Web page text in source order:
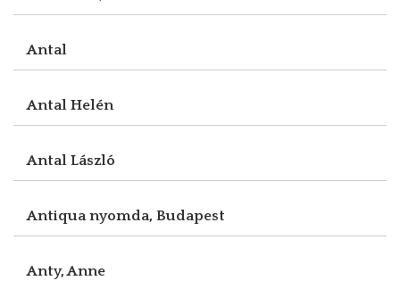
Antal
Antal Helén
Antal László
Antiqua nyomda, Budapest
Anty, Anne